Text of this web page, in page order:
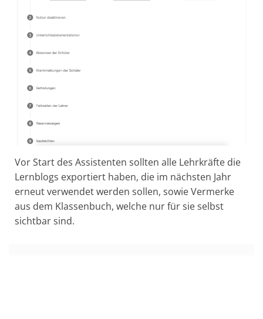
Vor Start des Assistenten sollten alle Lehrkräfte die
Lernblogs exportiert haben, die im nächsten Jahr
erneut verwendet werden sollen, sowie Vermerke
aus dem Klassenbuch, welche nur für sie selbst
sichtbar sind.